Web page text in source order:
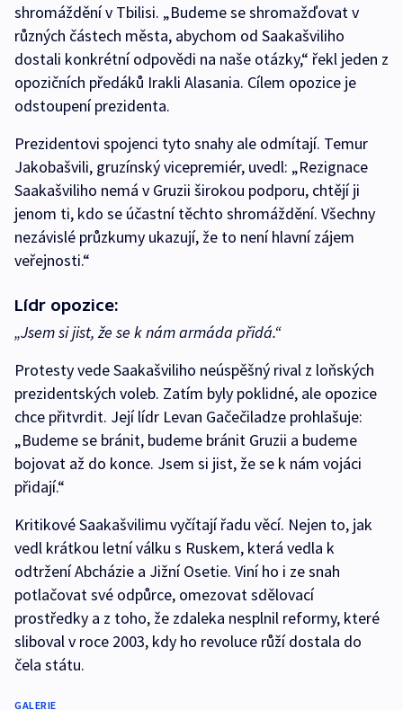
shromáždění v Tbilisi. „Budeme se shromažďovat v
různých částech města, abychom od Saakašviliho
dostali konkrétní odpovědi na naše otázky,“ řekl jeden z
opozičních předáků Irakli Alasania. Cílem opozice je
odstoupení prezidenta.
Prezidentovi spojenci tyto snahy ale odmítají. Temur
Jakobašvili, gruzínský vicepremiér, uvedl: „Rezignace
Saakašviliho nemá v Gruzii širokou podporu, chtějí ji
jenom ti, kdo se účastní těchto shromáždění. Všechny
nezávislé průzkumy ukazují, že to není hlavní zájem
veřejnosti.“
Lídr opozice:
„Jsem si jist, že se k nám armáda přidá.“
Protesty vede Saakašviliho neúspěšný rival z loňských
prezidentských voleb. Zatím byly poklidné, ale opozice
chce přitvrdit. Její lídr Levan Gačečiladze prohlašuje:
„Budeme se bránit, budeme bránit Gruzii a budeme
bojovat až do konce. Jsem si jist, že se k nám vojáci
přidají.“
Kritikové Saakašvilimu vyčítají řadu věcí. Nejen to, jak
vedl krátkou letní válku s Ruskem, která vedla k
odtržení Abcházie a Jižní Osetie. Viní ho i ze snah
potlačovat své odpůrce, omezovat sdělovací
prostředky a z toho, že zdaleka nesplnil reformy, které
sliboval v roce 2003, kdy ho revoluce růží dostala do
čela státu.
GALERIE